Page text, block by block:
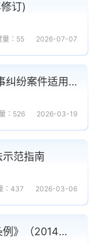
订)
量：55 2026-07-07
最高人民法院 关于审理商标民事纠纷案件适用法律 若干问题的解释
：526 2026-03-19
范指南
：437 2026-03-06
《中华人民共和国商标法实施条例》（2014年5月1日起施行）